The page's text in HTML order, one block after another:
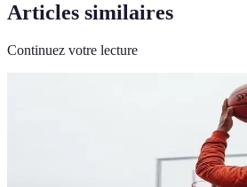
Articles similaires
Continuez votre lecture